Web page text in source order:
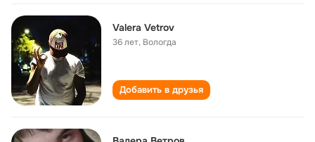
Valera Vetrov
36 лет, Вологда
Добавить в друзья